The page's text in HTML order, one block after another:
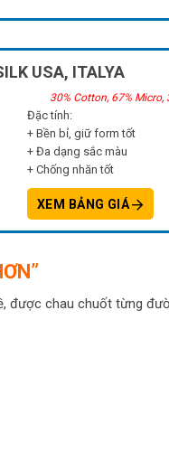
USA, ITALYA
30% Cotton, 67% Micro,
Đặc tính:
+ Bền bỉ, giữ form tốt
+ Đa dạng sắc màu
+ Chống nhăn tốt
XEM BẢNG GIÁ
được chau chuốt từng